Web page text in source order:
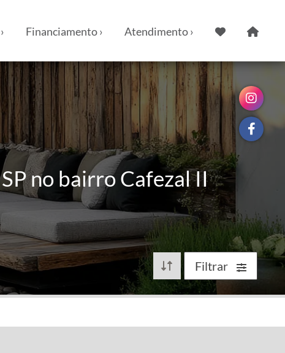
Financiamento › Atendimento ›
no bairro Cafezal II
Filtrar